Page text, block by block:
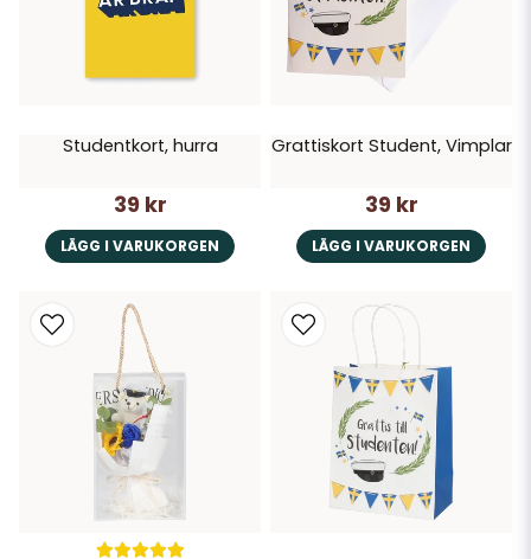
Studentkort, hurra
39 kr
LÄGG I VARUKORGEN
Grattiskort Student, Vimplar
39 kr
LÄGG I VARUKORGEN